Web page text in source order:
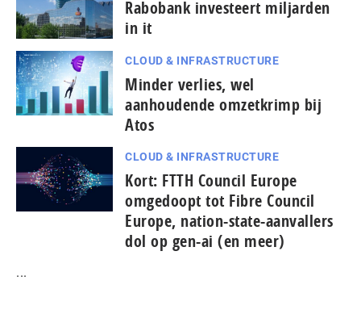
Rabobank investeert miljarden
in it
CLOUD & INFRASTRUCTURE
Minder verlies, wel
aanhoudende omzetkrimp bij
Atos
CLOUD & INFRASTRUCTURE
Kort: FTTH Council Europe
omgedoopt tot Fibre Council
Europe, nation-state-aanvallers
dol op gen-ai (en meer)
...